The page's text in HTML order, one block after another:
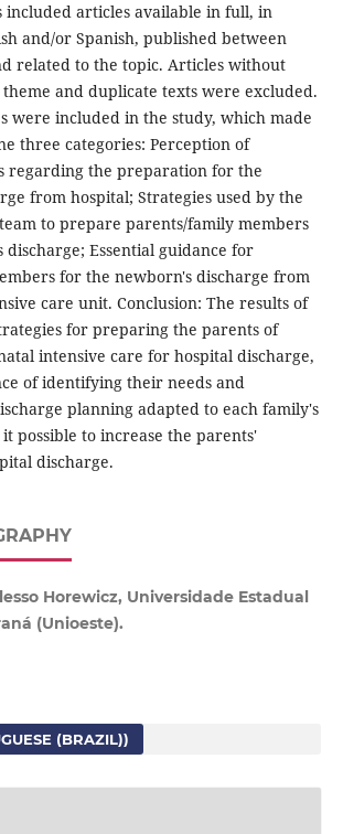
included articles available in full, in
and/or Spanish, published between
related to the topic. Articles without
and duplicate texts were excluded.
were included in the study, which made
three categories: Perception of
regarding the preparation for the
from hospital; Strategies used by the
to prepare parents/family members
Essential guidance for
for the newborn's discharge from
care unit. Conclusion: The results of
for preparing the parents of
intensive care for hospital discharge,
of identifying their needs and
planning adapted to each family's
possible to increase the parents'
discharge.
Horewicz, Universidade Estadual
(Unioeste).
(BRAZIL))